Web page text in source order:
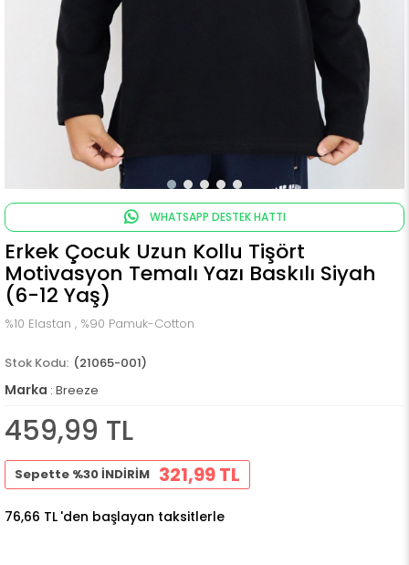
WHATSAPP DESTEK HATTI
Erkek Çocuk Uzun Kollu Tişört
Motivasyon Temalı Yazı Baskılı Siyah
(6-12 Yaş)
%10 Elastan , %90 Pamuk-Cotton
(21065-001)
Marka : Breeze
459,99 TL
Sepette %30 İNDİRİM 321,99 TL
76,66 TL 'den başlayan taksitlerle